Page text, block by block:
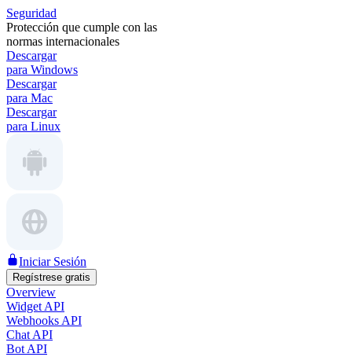
Seguridad
Protección que cumple con las
normas internacionales
Descargar
para Windows
Descargar
para Mac
Descargar
para Linux
Iniciar Sesión
Regístrese gratis
Overview
Widget API
Webhooks API
Chat API
Bot API